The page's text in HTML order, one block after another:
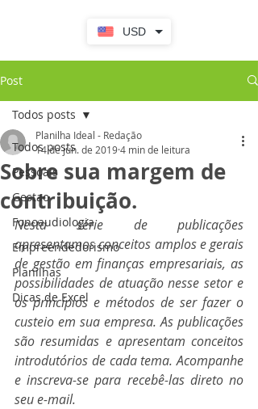
USD
Post
Todos posts
Pessoais
Gestao
Fonoaudiologia
Empreendedorismo
Planilhas
Dicas de Excel
Todos posts
Sobre sua margem de
contribuição.
Planilha Ideal - Redação
14 de jun. de 20194 min de leitura
Nesta série de publicações
apresentamos conceitos amplos e gerais
de gestão em finanças empresariais, as
possibilidades de atuação nesse setor e
os princípios e métodos de ser fazer o
custeio em sua empresa. As publicações
são resumidas e apresentam conceitos
introdutórios de cada tema. Acompanhe
e inscreva-se para recebê-las direto no
seu e-mail.